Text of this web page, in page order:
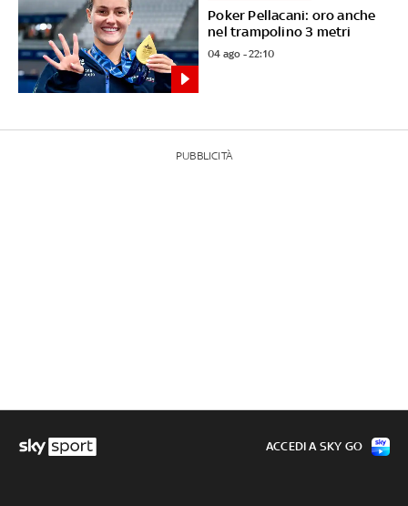
Poker Pellacani: oro anche
nel trampolino 3 metri
04 ago - 22:10
PUBBLICITÀ
ACCEDI A SKY GO